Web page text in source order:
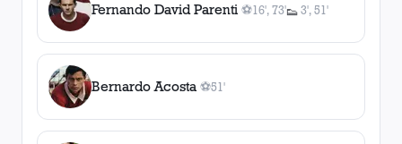
Fernando David Parenti ⚽
2goles, 16', 73'
16', 73'👟
2asistencia
3', 51'
Bernardo Acosta ⚽
1gol
51'